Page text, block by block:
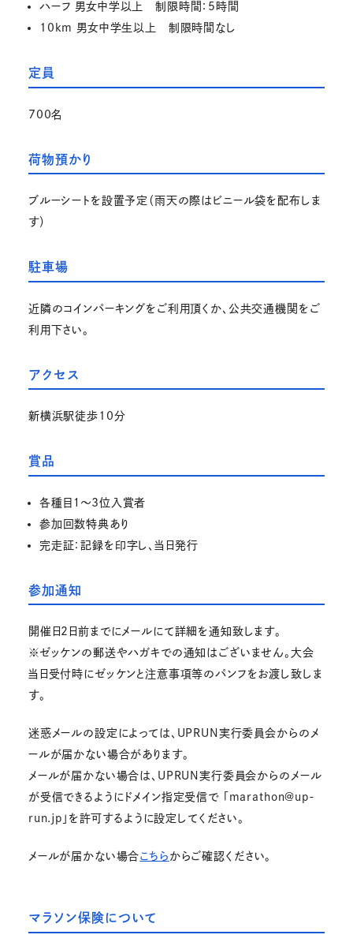
ハーフ 男女中学以上 制限時間：5時間
10km 男女中学生以上 制限時間なし
定員
700名
荷物預かり
ブルーシートを設置予定（雨天の際はビニール袋を配布しま
す）
駐車場
近隣のコインパーキングをご利用頂くか、公共交通機関をご
利用下さい。
アクセス
新横浜駅徒歩10分
賞品
各種目１～3位入賞者
参加回数特典あり
完走証：記録を印字し、当日発行
参加通知
開催日2日前までにメールにて詳細を通知致します。
※ゼッケンの郵送やハガキでの通知はございません。大会
当日受付時にゼッケンと注意事項等のパンフをお渡し致しま
す。
迷惑メールの設定によっては、UPRUN実行委員会からのメ
ールが届かない場合があります。
メールが届かない場合は、UPRUN実行委員会からのメール
が受信できるようにドメイン指定受信で 「marathon@up-
run.jp」を許可するように設定してください。
メールが届かない場合こちら からご確認ください。
マラソン保険について